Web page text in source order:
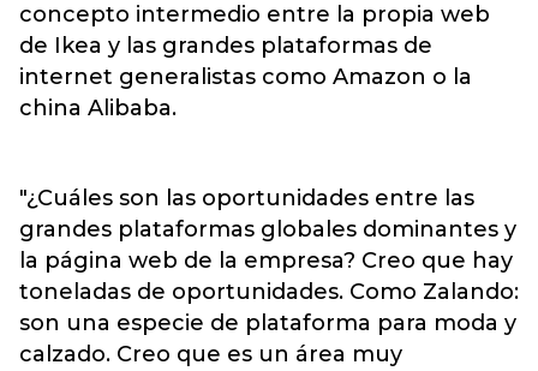
concepto intermedio entre la propia web
de Ikea y las grandes plataformas de
internet generalistas como Amazon o la
china Alibaba.
"¿Cuáles son las oportunidades entre las
grandes plataformas globales dominantes y
la página web de la empresa? Creo que hay
toneladas de oportunidades. Como Zalando:
son una especie de plataforma para moda y
calzado. Creo que es un área muy